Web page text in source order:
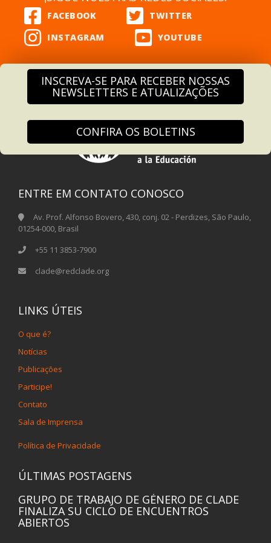
INSCREVA-SE PARA RECEBER NOSSAS
NEWSLETTERS E ATUALIZAÇÕES
CONFIRA OS BOLETINS
ENTRE EM CONTATO CONOSCO
Av. Prof. Alfonso Bovero, 430, conj. 02 - Perdizes, São Paulo,
01254-000, Brasil
+55 11 3853-7900
clade@redclade.org
LINKS ÚTEIS
O que é?
Notícias
Publicações
Participe!
Contato
Sala de Imprensa
Política de Privacidade
ÚLTIMAS POSTAGENS
GRUPO DE TRABAJO DE GÉNERO DE CLADE
FINALIZA SU CICLO DE ENCUENTROS
ABIERTOS